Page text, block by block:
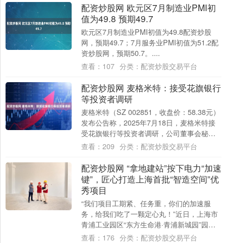
配资炒股网 欧元区7月制造业PMI初
值为49.8 预期49.7
欧元区7月制造业PMI初值为49.8配资炒股
网，预期49.7；7月服务业PMI初值为51.2配
资炒股网，预期50.7。....
查看： 107 分类： 配资炒股交易平台
配资炒股网 麦格米特：接受花旗银行
等投资者调研
麦格米特（SZ 002851，收盘价：58.38元）
发布公告称，2025年7月18日，麦格米特接
受花旗银行等投资者调研，公司董事会秘
书、首席财务官王涛等人参与接....
查看： 209 分类： 配资炒股交易平台
配资炒股网 “拿地建站”按下电力“加速
键”，匠心打造上海首批“智造空间”优
秀项目
“我们项目工期紧、任务重，你们的加速服
务，给我们吃了一颗定心丸！”近日，上海市
青浦工业园区“东方生命港·青浦新城园”园区
负责人王选芳，为国网上海青浦供电公司
查看： 176 分类： 配资炒股交易平台